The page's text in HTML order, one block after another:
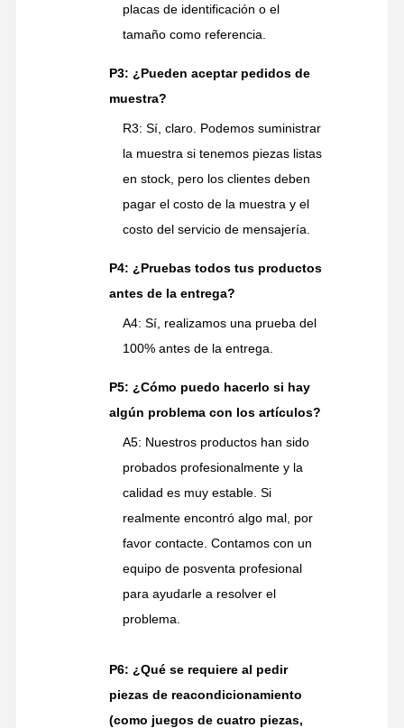
placas de identificación o el
tamaño como referencia.
P3: ¿Pueden aceptar pedidos de
muestra?
R3: Sí, claro. Podemos suministrar
la muestra si tenemos piezas listas
en stock, pero los clientes deben
pagar el costo de la muestra y el
costo del servicio de mensajería.
P4: ¿Pruebas todos tus productos
antes de la entrega?
A4: Sí, realizamos una prueba del
100% antes de la entrega.
P5: ¿Cómo puedo hacerlo si hay
algún problema con los artículos?
A5: Nuestros productos han sido
probados profesionalmente y la
calidad es muy estable. Si
realmente encontró algo mal, por
favor contacte. Contamos con un
equipo de posventa profesional
para ayudarle a resolver el
problema.
P6: ¿Qué se requiere al pedir
piezas de reacondicionamiento
(como juegos de cuatro piezas,